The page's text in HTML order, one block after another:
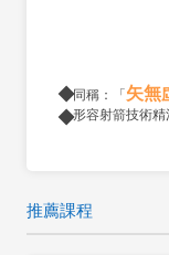
同稱：「 矢無
形容射箭技術精
推薦課程